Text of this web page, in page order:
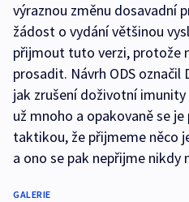
výraznou změnu dosavadní
žádost o vydání většinou
přijmout tuto verzi, protože
prosadit. Návrh ODS
jak zrušení doživotní
už mnoho a opakovaně se
taktikou, že přijmeme něco
a ono se pak nepřijme nikdy
GALERIE